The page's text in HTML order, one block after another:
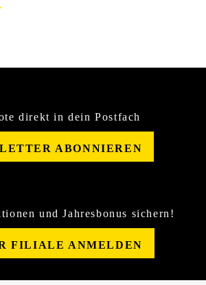
direkt in dein Postfach
ABONNIEREN
und Jahresbonus sichern!
FILIALE ANMELDEN